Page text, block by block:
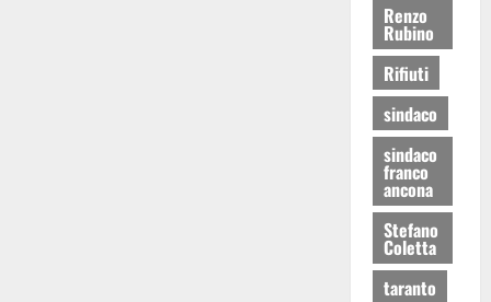
Renzo
Rubino
Rifiuti
sindaco
sindaco
franco
ancona
Stefano
Coletta
taranto